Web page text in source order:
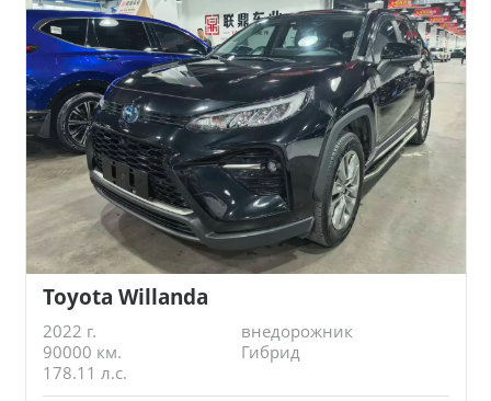
Toyota Willanda
2022 г.
внедорожник
90000 км.
Гибрид
178.11 л.с.